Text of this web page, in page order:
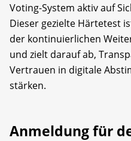
Voting-System aktiv auf
Dieser gezielte Härtetest
der kontinuierlichen
und zielt darauf ab,
Vertrauen in digitale
stärken.
Anmeldung für